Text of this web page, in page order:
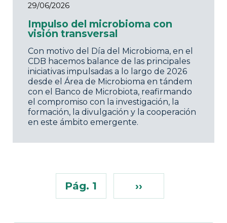
29/06/2026
Impulso del microbioma con
visión transversal
Con motivo del Día del Microbioma, en el
CDB hacemos balance de las principales
iniciativas impulsadas a lo largo de 2026
desde el Área de Microbioma en tándem
con el Banco de Microbiota, reafirmando
el compromiso con la investigación, la
formación, la divulgación y la cooperación
en este ámbito emergente.
Pág. 1 ››